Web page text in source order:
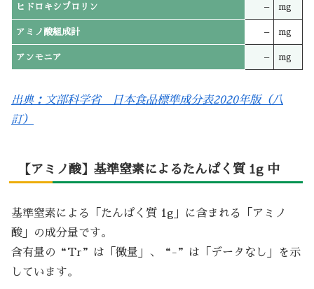
ヒドロキシプロリン – mg
アミノ酸組成計 – mg
アンモニア – mg
出典：文部科学省 日本食品標準成分表2020年版（八
訂）
【アミノ酸】基準窒素によるたんぱく質 1g 中
基準窒素による「たんぱく質 1g」に含まれる「アミノ
酸」の成分量です。
含有量の“Tr”は「微量」、“-”は「データなし」を示
しています。